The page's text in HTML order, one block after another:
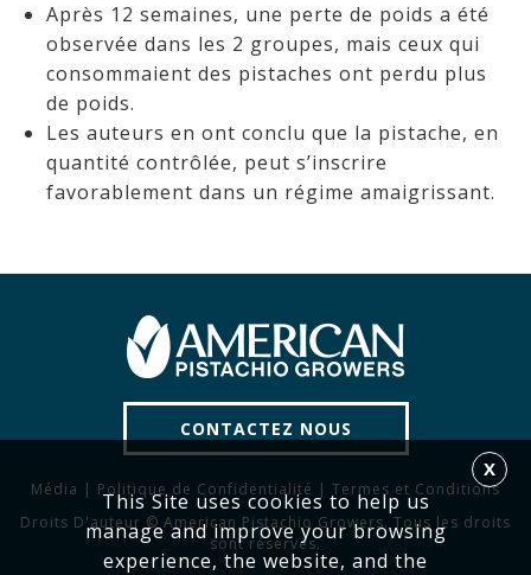
Après 12 semaines, une perte de poids a été
observée dans les 2 groupes, mais ceux qui
consommaient des pistaches ont perdu plus
de poids.
Les auteurs en ont conclu que la pistache, en
quantité contrôlée, peut s’inscrire
favorablement dans un régime amaigrissant.
CONTACTEZ NOUS
Média | Politique de Confidentialité | Termes et Conditions
Droits D'auteur © American Pistachio Growers. Tous les droits
sont réservés.
X
This Site uses cookies to help us
manage and improve your browsing
experience, the website, and the